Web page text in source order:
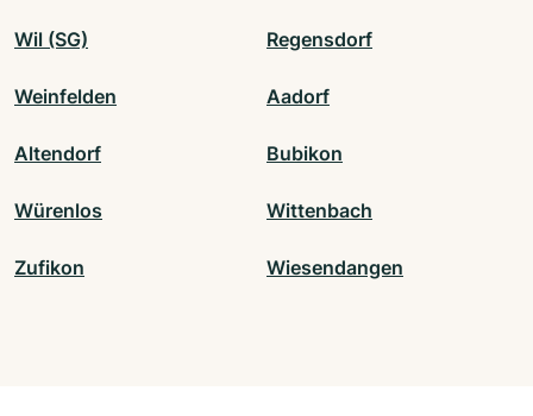
Wil (SG) Regensdorf
Weinfelden Aadorf
Altendorf Bubikon
Würenlos Wittenbach
Zufikon Wiesendangen